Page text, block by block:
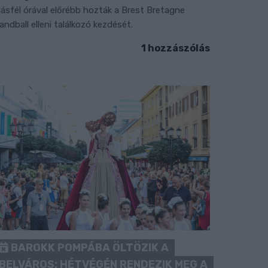
órával előrébb hozták a Brest Bretagne
elleni találkozó kezdését.
1 hozzászólás
BAROKK POMPÁBA ÖLTÖZIK A
HÉTVÉGÉN RENDEZIK MEG A